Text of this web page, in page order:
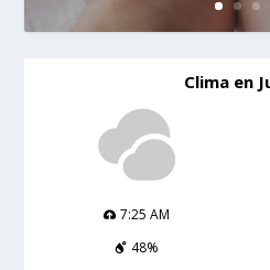
Clima en
7:25 AM
48%